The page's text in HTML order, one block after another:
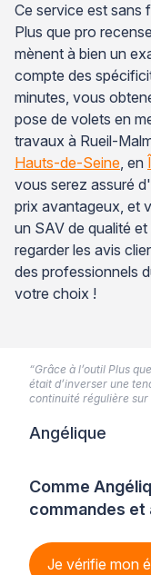
Ce service est sans
Plus que pro
mènent à bien un
compte des
minutes, vous
pose de volets en
travaux à Rueil-
Hauts-de-Seine, en
vous serez assuré
prix avantageux, et
un SAV de qualité
regarder les avis
des professionnels
votre choix !
Comme
commandes et
Je vérifie mon
“Grâce à l’outil Plus
était d’inverser une
continuité régulière sur
Angélique